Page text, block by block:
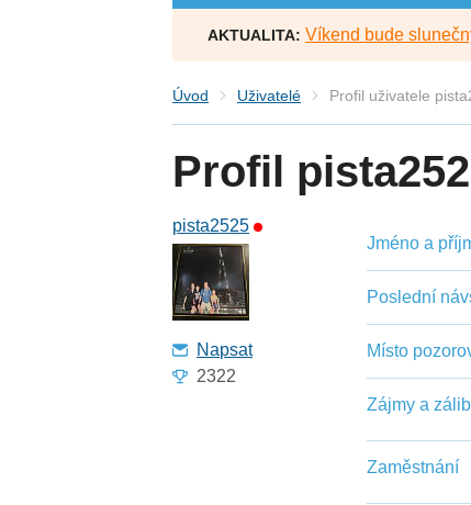
AKTUALITA: Víkend bude
Úvod Uživatelé Profil uživatele
Profil
pista2525
Napsat
2322
Jméno a
Poslední
Místo
Zájmy a
Zaměstnání